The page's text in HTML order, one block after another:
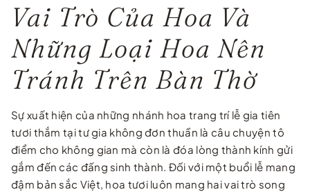
Vai Trò Của Hoa Và
Những Loại Hoa Nên
Tránh Trên Bàn Thờ
Sự xuất hiện của những nhánh hoa trang trí lễ gia tiên
tươi thắm tại tư gia không đơn thuần là câu chuyện tô
điểm cho không gian mà còn là đóa lòng thành kính gửi
gắm đến các đấng sinh thành. Đối với một buổi lễ mang
đậm bản sắc Việt, hoa tươi luôn mang hai vai trò song